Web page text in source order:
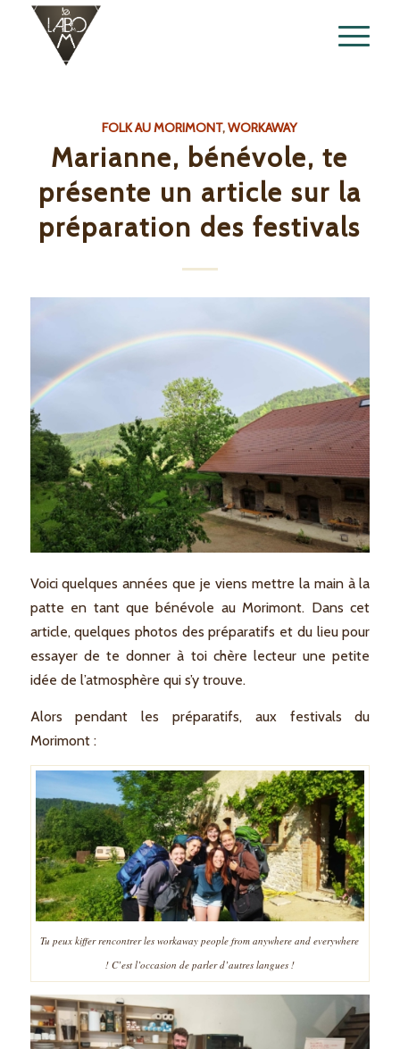
FOLK AU MORIMONT,WORKAWAY
Marianne, bénévole, te
présente un article sur la
préparation des festivals
Voici quelques années que je viens mettre la main à la
patte en tant que bénévole au Morimont. Dans cet
article, quelques photos des préparatifs et du lieu pour
essayer de te donner à toi chère lecteur une petite
idée de l’atmosphère qui s’y trouve.
Alors pendant les préparatifs, aux festivals du
Morimont :
Tu peux kiffer rencontrer les workaway people from anywhere and everywhere
! C’est l’occasion de parler d’autres langues !